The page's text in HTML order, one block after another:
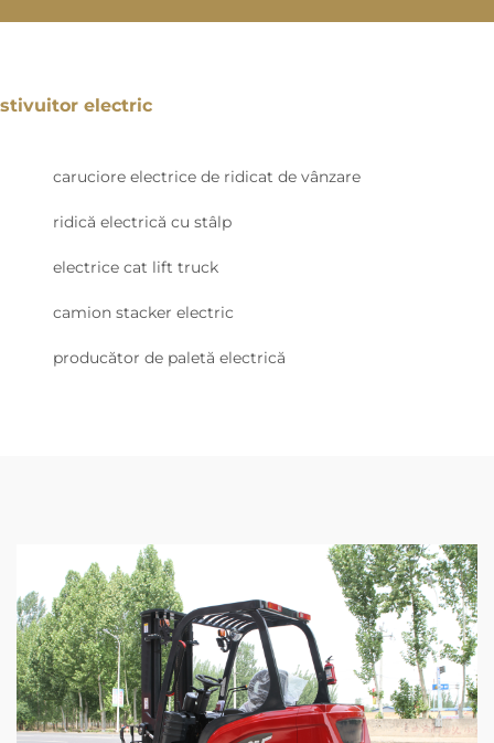
stivuitor electric
caruciore electrice de ridicat de vânzare
ridică electrică cu stâlp
electrice cat lift truck
camion stacker electric
producător de paletă electrică